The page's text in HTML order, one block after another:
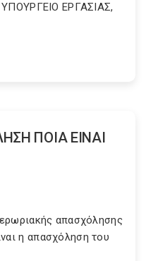
EΡΓΑΣΙΑΣ,
ΠΟΙΑ ΕΙΝΑΙ
απασχόλησης
η απασχόληση του